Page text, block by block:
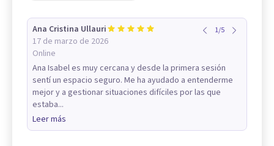
Ana Cristina Ullauri
17 de marzo de 2026
Online
1/5
Ana Isabel es muy cercana y desde la primera sesión
sentí un espacio seguro. Me ha ayudado a entenderme
mejor y a gestionar situaciones difíciles por las que
estaba...
Leer más